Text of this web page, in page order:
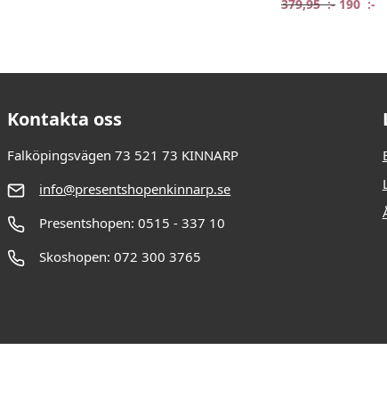
379,95:- 190 :-
Kontakta oss
Falköpingsvägen 73 521 73 KINNARP
info@presentshopenkinnarp.se
Presentshopen: 0515 - 337 10
Skoshopen: 072 300 3765